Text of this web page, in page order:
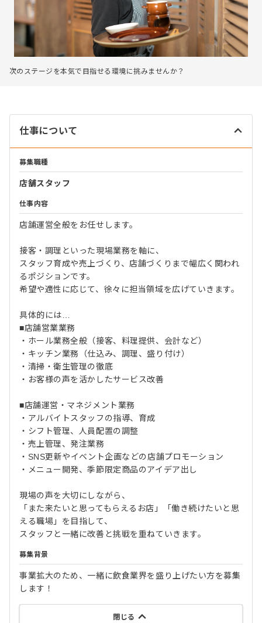
次のステージを本気で目指せる環境に挑みませんか？
仕事について
募集職種
店舗スタッフ
仕事内容
店舗運営全般をお任せします。
接客・調理といった現場業務を軸に、
スタッフ育成や売上づくり、店舗づくりまで幅広く関われ
るポジションです。
希望や適性に応じて、徐々に担当領域を広げていきます。
具体的には…
■店舗営業業務
・ホール業務全般（接客、料理提供、会計など）
・キッチン業務（仕込み、調理、盛り付け）
・清掃・衛生管理の徹底
・お客様の声を活かしたサービス改善
■店舗運営・マネジメント業務
・アルバイトスタッフの指導、育成
・シフト管理、人員配置の調整
・売上管理、発注業務
・SNS更新やイベント企画などの店舗プロモーション
・メニュー開発、季節限定商品のアイデア出し
現場の声を大切にしながら、
「また来たいと思ってもらえるお店」「働き続けたいと思
える職場」を目指して、
スタッフと一緒に改善と挑戦を重ねていきます。
募集背景
事業拡大のため、一緒に飲食業界を盛り上げたい方を募集
します！
閉じる